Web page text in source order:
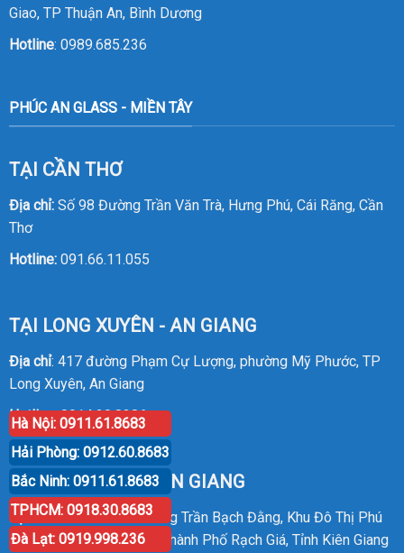
Giao, TP Thuận An, Bình Dương
Hotline: 0989.685.236
PHÚC AN GLASS - MIỀN TÂY
TẠI CẦN THƠ
Địa chỉ:Số 98 Đường Trần Văn Trà, Hưng Phú, Cái Răng, Cần
Thơ
Hotline: 091.66.11.055
TẠI LONG XUYÊN - AN GIANG
Địa chỉ: 417 đường Phạm Cự Lượng, phường Mỹ Phước, TP
Long Xuyên, An Giang
Hotline:0914.20.8386
TẠI RẠCH GIÁ - KIÊN GIANG
Địa chỉ: P30 Căn 07 Đường Trần Bạch Đằng, Khu Đô Thị Phú
Cường, Phường An Hòa, Thành Phố Rạch Giá, Tỉnh Kiên Giang
Hà Nội: 0911.61.8683
Hải Phòng: 0912.60.8683
Bắc Ninh: 0911.61.8683
TPHCM: 0918.30.8683
Đà Lạt: 0919.998.236